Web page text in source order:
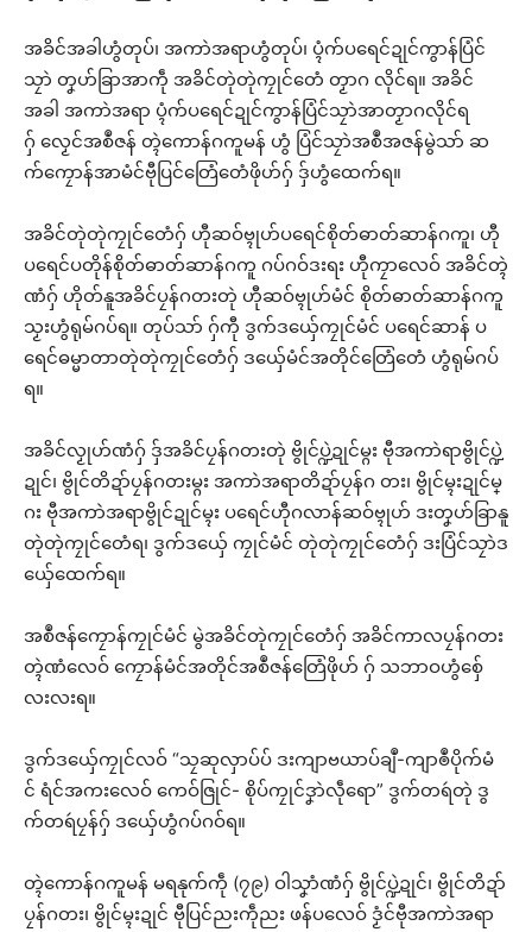
အခိင်အခါဟွံတုပ်၊ အကာဲအရာဟွံတုပ်၊ ပ္ၚံက်ပရေင်ဍုင်ကွာန်ပြံင်
သၠာဲ တၞဟ်ခြာအာကဵု အခိင်တုဲတုဲကၠုင်တေံ တၟာဂ လိုင်ရ။ အခိင်
အခါ အကာဲအရာ ပ္ၚံက်ပရေင်ဍုင်ကွာန်ပြံင်သၠာဲအာတၟာဂလိုင်ရ
ဂှ် လၟေင်အစဳဇန် တ္ၚဲကောန်ဂကူမန် ဟွံ ပြံင်သၠာဲအစဳအဇန်မွဲသာ် ဆ
က်ကၠောန်အာမံင်ဗီုပြင်တြေံတေံဖိုဟ်ဂှ် ဒှ်ဟွံထေက်ရ။
အခိင်တုဲတုဲကၠုင်တေံဂှ် ဟီုဆဝ်ဗ္ၚုဟ်ပရေင်စိုတ်ဓာတ်ဆာန်ဂကူ၊ ဟီု
ပရေင်ပတိုန်စိုတ်ဓာတ်ဆာန်ဂကူ ဂပ်ဂဝ်ဒးရး ဟီုကၠာလေဝ် အခိင်တ္ၚဲ
ဏံဂှ် ဟိုတ်နူအခိင်ပၠန်ဂတးတုဲ ဟီုဆဝ်ဗ္ၚုဟ်မံင် စိုတ်ဓာတ်ဆာန်ဂကူ
သၟးဟွံရုမ်ဂပ်ရ။ တုပ်သာ် ဂှ်ကီု ဒွက်ဒယှ်ေကၠုင်မံင် ပရေင်ဆာန် ပ
ရေင်ဓမ္မာတာတုဲတုဲကၠုင်တေံဂှ် ဒယှ်ေမံင်အတိုင်တြေံတေံ ဟွံရုမ်ဂပ်
ရ။
အခိင်လၟုဟ်ဏံဂှ် ဒှ်အခိင်ပၠန်ဂတးတုဲ ဗွိုင်ပ္ဍဲဍုင်မ္ဂး ဗီုအကာဲရာဗွိုင်ပ္ဍဲ
ဍုင်၊ ဗွိုင်တိဍာ်ပၠန်ဂတးမ္ဂး အကာဲအရာတိဍာ်ပၠန်ဂ တး၊ ဗွိုင်မ္ၚးဍုင်မ္
ဂး ဗီုအကာဲအရာဗွိုင်ဍုင်မ္ၚး ပရေင်ဟီုဂလာန်ဆဝ်ဗ္ၚုဟ် ဒးတၞဟ်ခြာနူ
တုဲတုဲကၠုင်တေံရ၊ ဒွက်ဒယှ်ေ ကၠုင်မံင် တုဲတုဲကၠုင်တေံဂှ် ဒးပြံင်သၠာဲဒ
ယှ်ေထေက်ရ။
အစဳဇန်ကၠောန်ကၠုင်မံင် မွဲအခိင်တုဲကၠုင်တေံဂှ် အခိင်ကာလပၠန်ဂတး
တ္ၚဲဏံလေဝ် ကၠောန်မံင်အတိုင်အစဳဇန်တြေံဖိုဟ် ဂှ် သဘာဝဟွံစှ်ေ
လးလးရ။
ဒွက်ဒယှ်ေကၠုင်လဝ် “သၠဆုလှာပ်ပ် ဒးကျာဗယာပ်ချဳ-ကျာၜဳပိုက်မံ
င် ရံင်အကးလေဝ် ကေဝ်ဇြုင်- စိုပ်ကၠုင်ဒၞာဲလဵုရော” ဒွက်တရဴတုဲ ဒွ
က်တရဴပၠန်ဂှ် ဒယှ်ေဟွံဂပ်ဂဝ်ရ။
တ္ၚဲကောန်ဂကူမန် မရနုက်ကဵု (၇၉) ဝါသၞာံဏံဂှ် ဗွိုင်ပ္ဍဲဍုင်၊ ဗွိုင်တိဍာ်
ပၠန်ဂတး၊ ဗွိုင်မ္ၚးဍုင် ဗီုပြင်ညးကဵုညး ဖန်ပလေဝ် ဒၟံင်ဗီုအကာဲအရာ